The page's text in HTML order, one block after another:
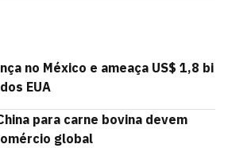
no México e ameaça US$ 1,8 bi
EUA
para carne bovina devem
global